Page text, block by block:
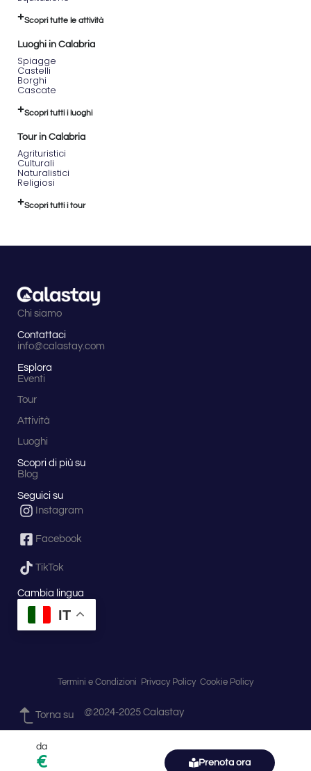
da
€ Prenota ora
Scopri tutte le attività
Luoghi in Calabria
Spiagge
Castelli
Borghi
Cascate
Scopri tutti i luoghi
Tour in Calabria
Agrituristici
Culturali
Naturalistici
Religiosi
Scopri tutti i tour
Chi siamo
Contattaci
info@calastay.com
Esplora
Eventi
Tour
Attività
Luoghi
Scopri di più su
Blog
Seguici su
Instagram
Facebook
TikTok
Cambia lingua
IT
Termini e Condizioni Privacy Policy Cookie Policy
Torna su @2024-2025 Calastay